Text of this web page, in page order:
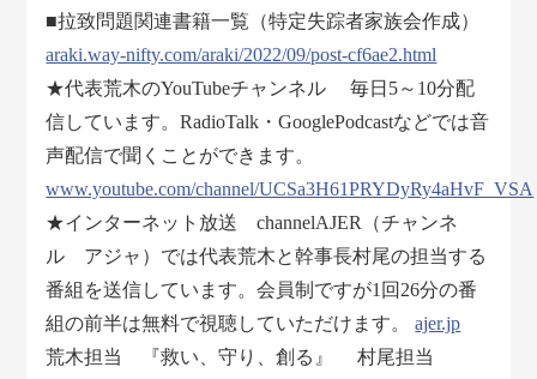
■拉致問題関連書籍一覧（特定失踪者家族会作成）
araki.way-nifty.com/araki/2022/09/post-cf6ae2.html
★代表荒木のYouTubeチャンネル 毎日5～10分配
信しています。RadioTalk・GooglePodcastなどでは音
声配信で聞くことができます。
www.youtube.com/channel/UCSa3H61PRYDyRy4aHvF_VSA
★インターネット放送 channelAJER（チャンネ
ル アジャ）では代表荒木と幹事長村尾の担当する
番組を送信しています。会員制ですが1回26分の番
組の前半は無料で視聴していただけます。ajer.jp
荒木担当 『救い、守り、創る』 村尾担当